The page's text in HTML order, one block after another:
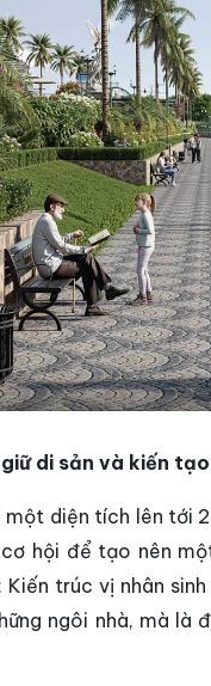
di sản và kiến
diện tích lên tới
hội để tạo nên
trúc vị nhân
ngôi nhà, mà là